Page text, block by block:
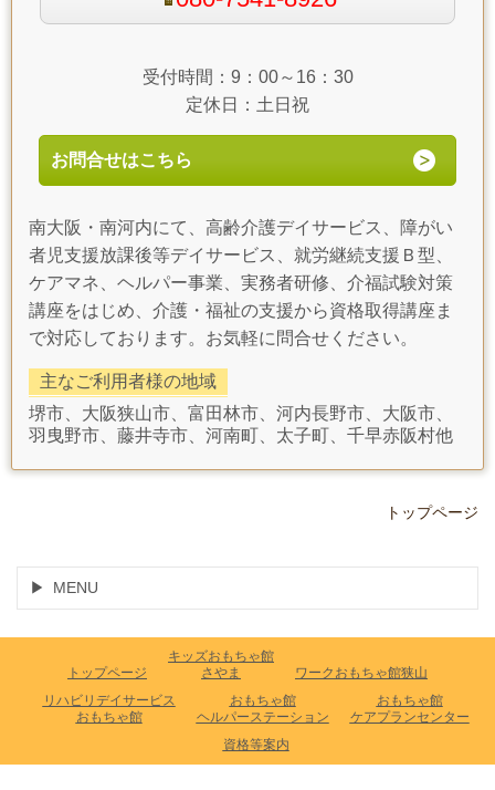
受付時間：9：00～16：30
定休日：土日祝
お問合せはこちら
南大阪・南河内にて、高齢介護デイサービス、障がい
者児支援放課後等デイサービス、就労継続支援Ｂ型、
ケアマネ、ヘルパー事業、実務者研修、介福試験対策
講座をはじめ、介護・福祉の支援から資格取得講座ま
で対応しております。お気軽に問合せください。
主なご利用者様の地域
堺市、大阪狭山市、富田林市、河内長野市、大阪市、
羽曳野市、藤井寺市、河南町、太子町、千早赤阪村他
トップページ
MENU
トップページ
キッズおもちゃ館
さやま
ワークおもちゃ館狭山
リハビリデイサービス
おもちゃ館
おもちゃ館
ヘルパーステーション
おもちゃ館
ケアプランセンター
資格等案内